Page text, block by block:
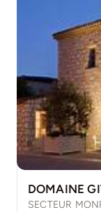
DOMAINE
SECTEUR